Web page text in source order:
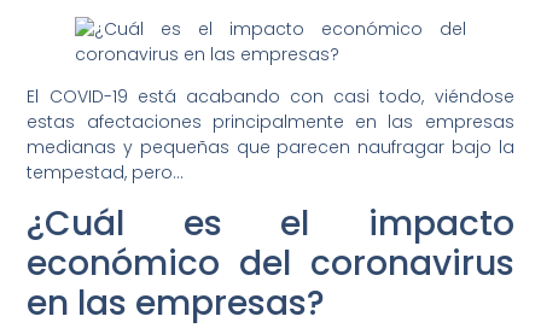
El COVID-19 está acabando con casi todo, viéndose
estas afectaciones principalmente en las empresas
medianas y pequeñas que parecen naufragar bajo la
tempestad, pero…
¿Cuál es el impacto
económico del coronavirus
en las empresas?